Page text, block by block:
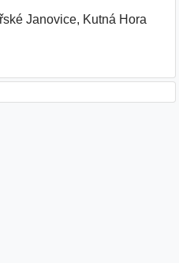
Janovice, Kutná Hora